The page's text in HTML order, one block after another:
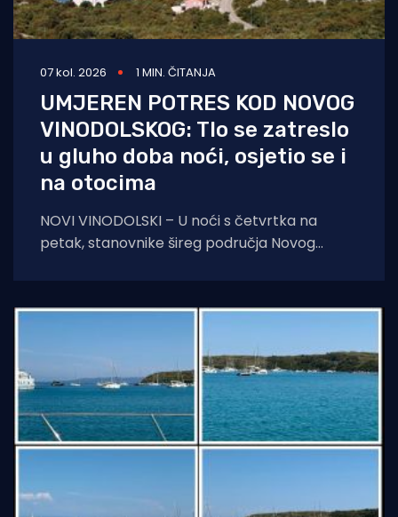
07 kol. 2026 1 MIN. ČITANJA
UMJEREN POTRES KOD NOVOG
VINODOLSKOG: Tlo se zatreslo
u gluho doba noći, osjetio se i
na otocima
NOVI VINODOLSKI – U noći s četvrtka na
petak, stanovnike šireg područja Novog